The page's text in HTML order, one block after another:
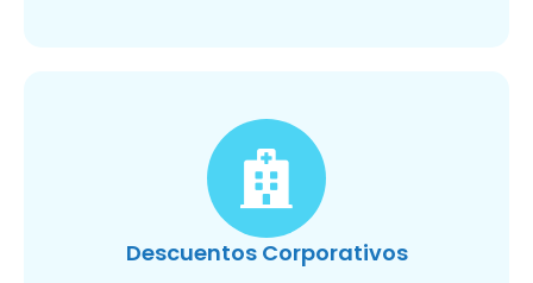
Descuentos Corporativos